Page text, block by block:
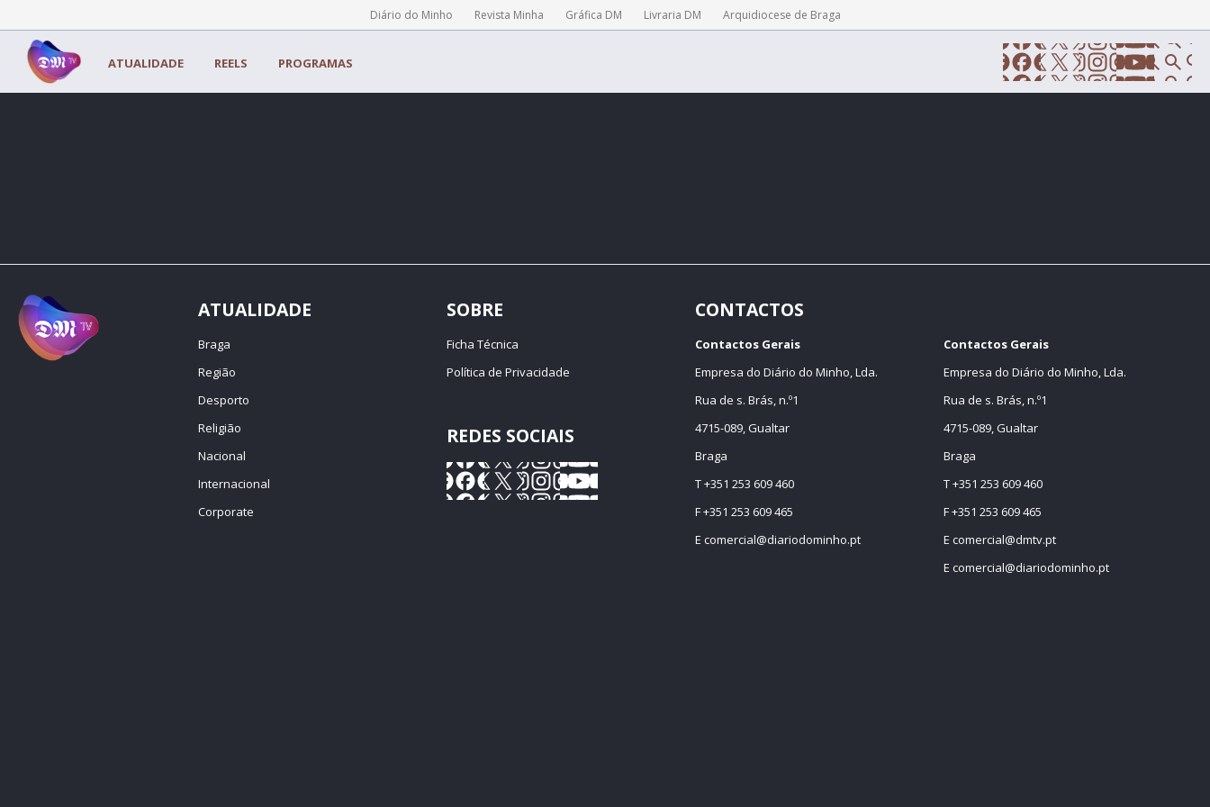
Diário do Minho Revista Minha Gráfica DM Livraria DM Arquidiocese de Braga
ATUALIDADE REELS PROGRAMAS
ATUALIDADE
Braga
Região
Desporto
Religião
Nacional
Internacional
Corporate
SOBRE
Ficha Técnica
Política de Privacidade
REDES SOCIAIS
CONTACTOS
Contactos Gerais
Empresa do Diário do Minho, Lda.
Rua de s. Brás, n.º1
4715-089, Gualtar
Braga
T +351 253 609 460
F +351 253 609 465
E comercial@diariodominho.pt
Contactos Gerais
Empresa do Diário do Minho, Lda.
Rua de s. Brás, n.º1
4715-089, Gualtar
Braga
T +351 253 609 460
F +351 253 609 465
E comercial@dmtv.pt
E comercial@diariodominho.pt